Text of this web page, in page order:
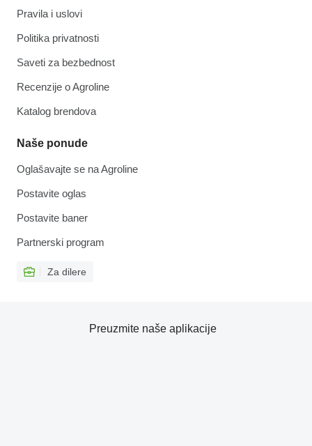
Pravila i uslovi
Politika privatnosti
Saveti za bezbednost
Recenzije o Agroline
Katalog brendova
Naše ponude
Oglašavajte se na Agroline
Postavite oglas
Postavite baner
Partnerski program
Za dilere
Preuzmite naše aplikacije